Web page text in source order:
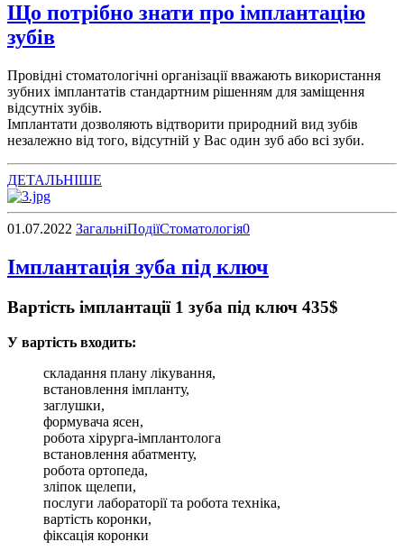
Що потрібно знати про імплантацію
зубів
Провідні стоматологічні організації вважають використання
зубних імплантатів стандартним рішенням для заміщення
відсутніх зубів.
Імплантати дозволяють відтворити природний вид зубів
незалежно від того, відсутній у Вас один зуб або всі зуби.
ДЕТАЛЬНІШЕ
01.07.2022 ЗагальніПодіїСтоматологія0
Імплантація зуба під ключ
Вартість імплантації 1 зуба під ключ 435$
У вартість входить:
складання плану лікування,
встановлення імпланту,
заглушки,
формувача ясен,
робота хірурга-імплантолога
встановлення абатменту,
робота ортопеда,
зліпок щелепи,
послуги лабораторії та робота техніка,
вартість коронки,
фіксація коронки